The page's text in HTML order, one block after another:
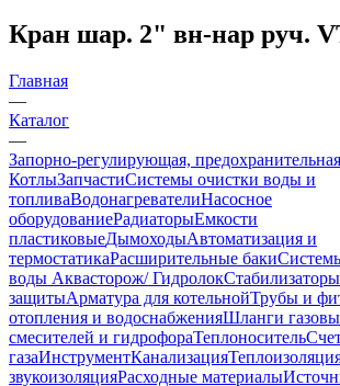
Кран шар. 2" вн-нар руч.
Главная
—
Каталог
—
Запорно-регулирующая,
КотлыЗапчастиСистемы очистки воды и
топливаВодонагревателиНасосное
оборудованиеРадиаторыЕмкости
пластиковыеДымоходыАвтоматизация и
термостатикаРасширительные баки
воды Аквасторож/ Гидролок
защитыАрматура для котельнойТрубы и
отопления и водоснабженияШланги
смесителей и гидрофораТеплоноситель
газаИнструментКанализация
звукоизоляцияРасходные материалы